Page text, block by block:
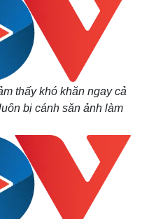
thấy khó khăn ngay cả
bị cánh săn ảnh làm